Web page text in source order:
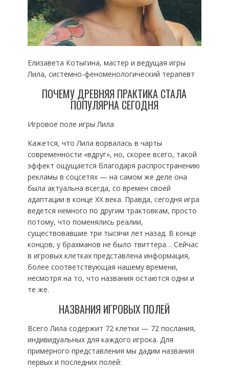
Елизавета Котыгина, мастер и ведущая игры
Лила, системно-феноменологический терапевт
ПОЧЕМУ ДРЕВНЯЯ ПРАКТИКА СТАЛА
ПОПУЛЯРНА СЕГОДНЯ
Игровое поле игры Лила
Кажется, что Лила ворвалась в чарты
современности «вдруг», но, скорее всего, такой
эффект ощущается благодаря распространению
рекламы в соцсетях — на самом же деле она
была актуальна всегда, со времен своей
адаптации в конце ХХ века. Правда, сегодня игра
ведется немного по другим трактовкам, просто
потому, что поменялись реалии,
существовавшие три тысячи лет назад. В конце
концов, у брахманов не было твиттера… Сейчас
в игровых клетках представлена информация,
более соответствующая нашему времени,
несмотря на то, что названия остаются одни и
те же.
НАЗВАНИЯ ИГРОВЫХ ПОЛЕЙ
Всего Лила содержит 72 клетки — 72 послания,
индивидуальных для каждого игрока. Для
примерного представления мы дадим названия
первых и последних полей: